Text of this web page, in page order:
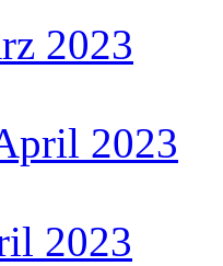
2023
2023
2023